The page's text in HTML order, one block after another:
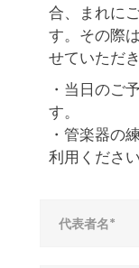
合、まれに
す。その際
せていただき
・当日のご
す。
・管楽器の
利用ください